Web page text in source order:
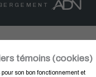
témoins (cookies)
son bon fonctionnement et